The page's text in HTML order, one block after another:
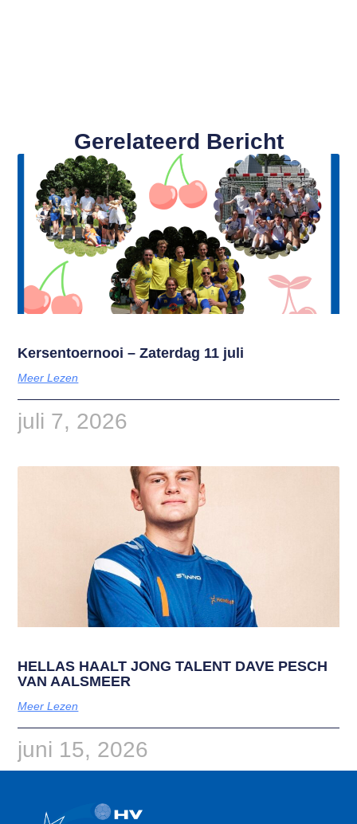
Gerelateerd Bericht
Kersentoernooi – Zaterdag 11 juli
Meer Lezen
juli 7, 2026
HELLAS HAALT JONG TALENT DAVE PESCH
VAN AALSMEER
Meer Lezen
juni 15, 2026